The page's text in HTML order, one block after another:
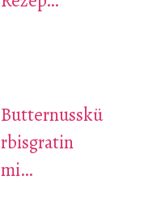
Butternusskü
rbisgratin
mi…